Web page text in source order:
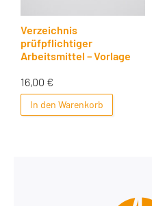
Verzeichnis
prüfpflichtiger
Arbeitsmittel – Vorlage
16,00 €
In den Warenkorb